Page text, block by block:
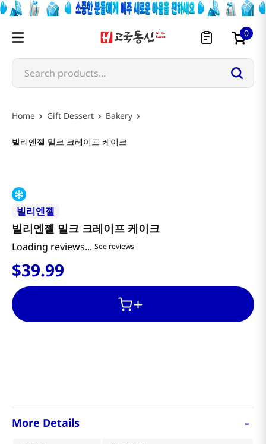
0
Search products...
Gift Dessert Bakery
빌리엔젤 밀크 크레이프 케이크
빌리엔젤
빌리엔젤 밀크 크레이프 케이크
$39.99